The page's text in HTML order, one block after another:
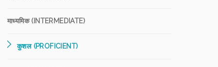
माध्यमिक (INTERMEDIATE)
कुशल (PROFICIENT)